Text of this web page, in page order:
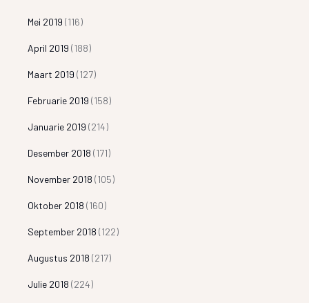
Mei 2019 (116)
April 2019 (188)
Maart 2019 (127)
Februarie 2019 (158)
Januarie 2019 (214)
Desember 2018 (171)
November 2018 (105)
Oktober 2018 (160)
September 2018 (122)
Augustus 2018 (217)
Julie 2018 (224)